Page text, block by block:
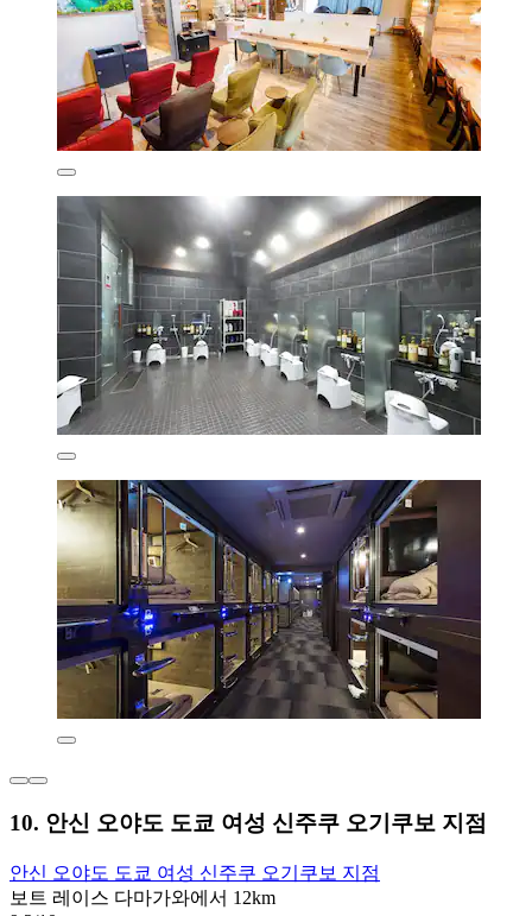
10. 안신 오야도 도쿄 여성 신주쿠 오기쿠보 지점
안신 오야도 도쿄 여성 신주쿠 오기쿠보 지점
보트 레이스 다마가와에서 12km